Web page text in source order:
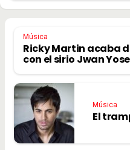
Música
Ricky Martin acaba
con el sirio Jwan
Música
El